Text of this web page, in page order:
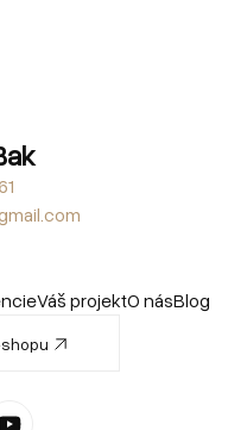
Váš projektO násBlog